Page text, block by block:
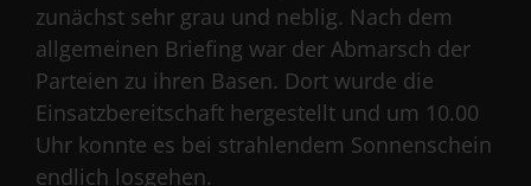
zunächst sehr grau und neblig. Nach dem
allgemeinen Briefing war der Abmarsch der
Parteien zu ihren Basen. Dort wurde die
Einsatzbereitschaft hergestellt und um 10.00
Uhr konnte es bei strahlendem Sonnenschein
endlich losgehen.